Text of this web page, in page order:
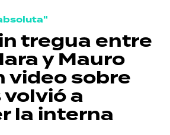
tregua entre
y Mauro
video sobre
a
la interna